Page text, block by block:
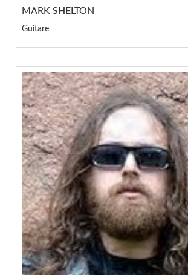
MARK SHELTON
Guitare